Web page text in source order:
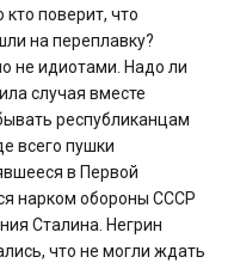
поверит, что
на переплавку?
не идиотами. Надо ли
случая вместе
республиканцам
всего пушки
в Первой
нарком обороны СССР
Сталина. Негрин
что не могли ждать